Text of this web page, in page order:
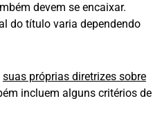
devem se encaixar.
do título varia dependendo
suas próprias diretrizes sobre
incluem alguns critérios de